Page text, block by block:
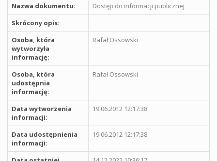
Nazwa dokumentu:
Dostęp do informacji publicznej
Skrócony opis:
Osoba, która
wytworzyła
informację:
Rafał Ossowski
Osoba, która
udostępnia
informację:
Rafał Ossowski
Data wytworzenia
informacji:
19.06.2012 12:17:38
Data udostępnienia
informacji:
19.06.2012 12:17:38